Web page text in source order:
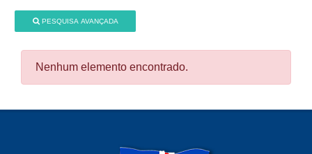
PESQUISA AVANÇADA
Nenhum elemento encontrado.